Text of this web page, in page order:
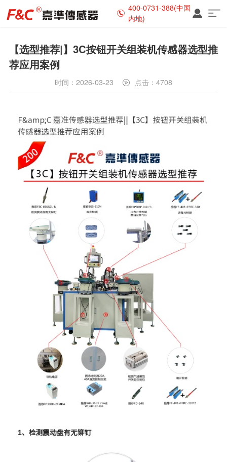
400-0731-388(中国
内地)
【选型推荐|】3C按钮开关组装机传感器选型推
荐应用案例
时间：2026-03-23 点击：4708